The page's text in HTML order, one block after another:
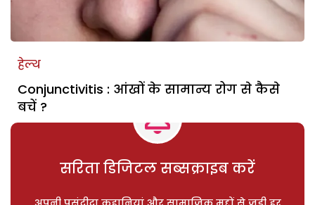
हेल्थ
Conjunctivitis : आंखों के सामान्य रोग से कैसे
बचें ?
सरिता डिजिटल सब्सक्राइब करें